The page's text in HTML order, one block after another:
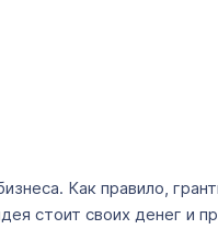
Как правило,
стоит своих денег и